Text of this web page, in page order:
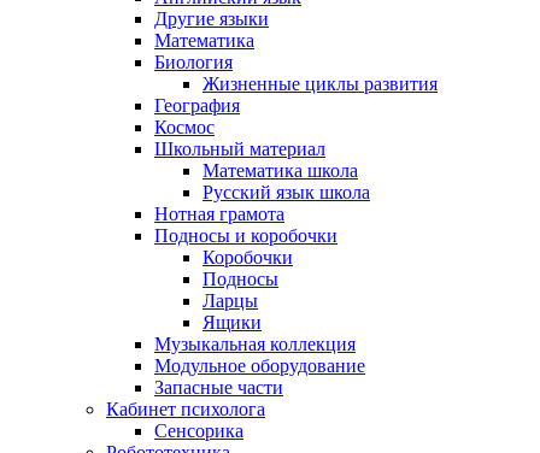
Другие языки
Математика
Биология
Жизненные циклы развития
География
Космос
Школьный материал
Математика школа
Русский язык школа
Нотная грамота
Подносы и коробочки
Коробочки
Подносы
Ларцы
Ящики
Музыкальная коллекция
Модульное оборудование
Запасные части
Кабинет психолога
Сенсорика